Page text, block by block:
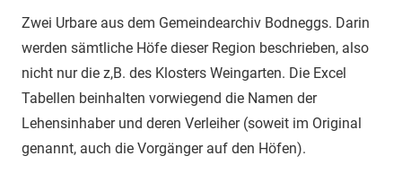
Zwei Urbare aus dem Gemeindearchiv Bodneggs. Darin
werden sämtliche Höfe dieser Region beschrieben, also
nicht nur die z,B. des Klosters Weingarten. Die Excel
Tabellen beinhalten vorwiegend die Namen der
Lehensinhaber und deren Verleiher (soweit im Original
genannt, auch die Vorgänger auf den Höfen).